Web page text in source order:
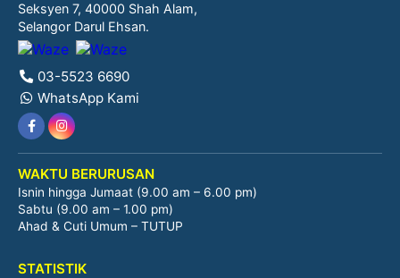
Seksyen 7, 40000 Shah Alam,
Selangor Darul Ehsan.
03-5523 6690
WhatsApp Kami
WAKTU BERURUSAN
Isnin hingga Jumaat (9.00 am – 6.00 pm)
Sabtu (9.00 am – 1.00 pm)
Ahad & Cuti Umum – TUTUP
STATISTIK